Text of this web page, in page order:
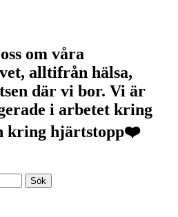
om våra
alltifrån hälsa,
där vi bor. Vi är
i arbetet kring
kring hjärtstopp❤️